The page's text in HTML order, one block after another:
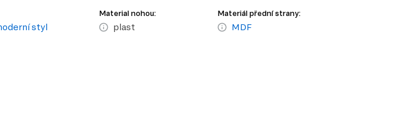
styl
Material nohou:
plast
Materiál přední strany:
MDF